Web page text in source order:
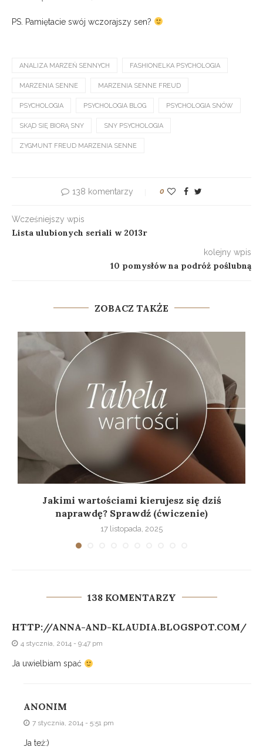
PS. Pamiętacie swój wczorajszy sen?
ANALIZA MARZEŃ SENNYCH FASHIONELKA PSYCHOLOGIA
MARZENIA SENNE MARZENIA SENNE FREUD
PSYCHOLOGIA PSYCHOLOGIA BLOG PSYCHOLOGIA SNÓW
SKĄD SIĘ BIORĄ SNY SNY PSYCHOLOGIA
ZYGMUNT FREUD MARZENIA SENNE
138 komentarzy 0
Wcześniejszy wpis
Lista ulubionych seriali w 2013r
kolejny wpis
10 pomysłów na podróż poślubną
ZOBACZ TAKŻE
Jakimi wartościami kierujesz się dziś
naprawdę? Sprawdź (ćwiczenie)
17 listopada, 2025
138 KOMENTARZY
HTTP://ANNA-AND-KLAUDIA.BLOGSPOT.COM/
4 stycznia, 2014 - 9:47 pm
Ja uwielbiam spać
ANONIM
7 stycznia, 2014 - 5:51 pm
Ja też:)